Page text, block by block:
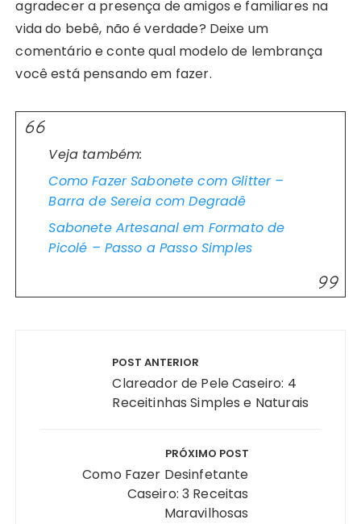
agradecer a presença de amigos e familiares na
vida do bebê, não é verdade? Deixe um
comentário e conte qual modelo de lembrança
você está pensando em fazer.
Veja também:
Como Fazer Sabonete com Glitter –
Barra de Sereia com Degradê
Sabonete Artesanal em Formato de
Picolé – Passo a Passo Simples
POST ANTERIOR
Clareador de Pele Caseiro: 4
Receitinhas Simples e Naturais
PRÓXIMO POST
Como Fazer Desinfetante
Caseiro: 3 Receitas
Maravilhosas